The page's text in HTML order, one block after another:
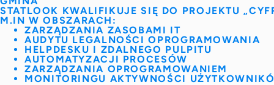
STATLOOK KWALIFIKUJE SIĘ DO PROJEKTU
M.IN W OBSZARACH:
ZARZĄDZANIA ZASOBAMI IT
AUDYTU LEGALNOŚCI OPROGRAMOWANIA
HELPDESKU I ZDALNEGO PULPITU
AUTOMATYZACJI PROCESÓW
ZARZĄDZANIA OPROGRAMOWANIEM
MONITORINGU AKTYWNOŚCI